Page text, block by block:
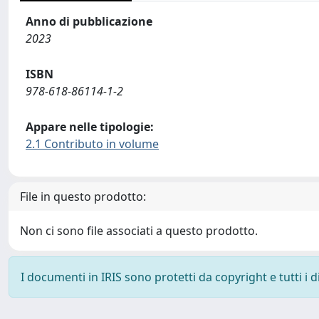
Anno di pubblicazione
2023
ISBN
978-618-86114-1-2
Appare nelle tipologie:
2.1 Contributo in volume
File in questo prodotto:
Non ci sono file associati a questo prodotto.
I documenti in IRIS sono protetti da copyright e tutti i